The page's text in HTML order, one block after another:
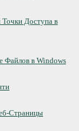
Доступа в
Файлов в Windows
Страницы